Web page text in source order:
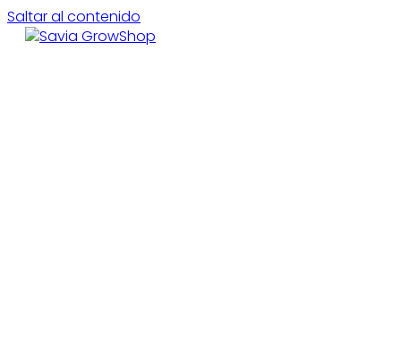
Saltar al contenido